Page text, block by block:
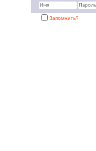
Запомнить?